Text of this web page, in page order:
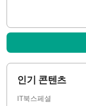
인기 콘텐츠
IT북스페셜